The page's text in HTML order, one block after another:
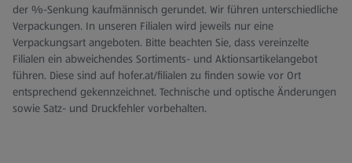
der %-Senkung kaufmännisch gerundet. Wir führen unterschiedliche
Verpackungen. In unseren Filialen wird jeweils nur eine
Verpackungsart angeboten. Bitte beachten Sie, dass vereinzelte
Filialen ein abweichendes Sortiments- und Aktionsartikelangebot
führen. Diese sind auf hofer.at/filialen zu finden sowie vor Ort
entsprechend gekennzeichnet. Technische und optische Änderungen
sowie Satz- und Druckfehler vorbehalten.